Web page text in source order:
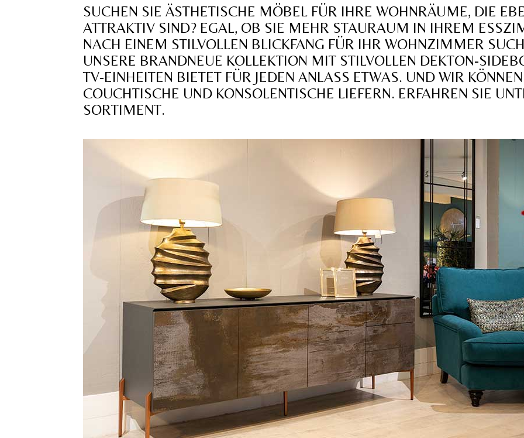
SUCHEN SIE ÄSTHETISCHE MÖBEL FÜR IHRE WOHNRÄUME, DIE
ATTRAKTIV SIND? EGAL, OB SIE MEHR STAURAUM IN IHREM
NACH EINEM STILVOLLEN BLICKFANG FÜR IHR WOHNZIMMER
UNSERE BRANDNEUE KOLLEKTION MIT STILVOLLEN DEKTON-
TV-EINHEITEN BIETET FÜR JEDEN ANLASS ETWAS. UND WIR
COUCHTISCHE UND KONSOLENTISCHE LIEFERN. ERFAHREN SIE
SORTIMENT.